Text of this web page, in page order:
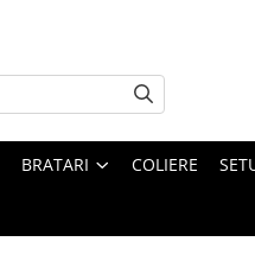
BRATARI COLIERE